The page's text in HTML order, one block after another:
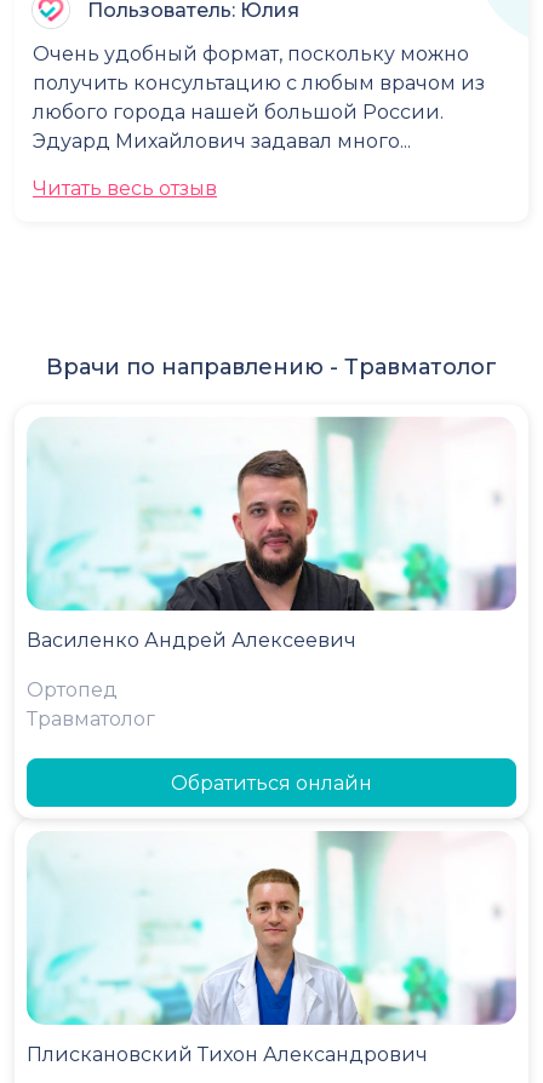
Пользователь: Юлия
Очень удобный формат, поскольку можно
получить консультацию с любым врачом из
любого города нашей большой России.
Эдуард Михайлович задавал много...
Читать весь отзыв
Врачи по направлению - Травматолог
Василенко Андрей Алексеевич
Ортопед
Травматолог
Обратиться онлайн
Плискановский Тихон Александрович